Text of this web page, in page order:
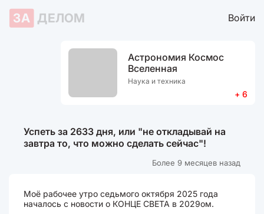
ЗА ДЕЛОМ Войти
Астрономия Космос
Вселенная
Наука и техника
+ 6
Успеть за 2633 дня, или "не откладывай на
завтра то, что можно сделать сейчас"!
Более 9 месяцев назад
Моё рабочее утро седьмого октября 2025 года
началось с новости о КОНЦЕ СВЕТА в 2029ом.